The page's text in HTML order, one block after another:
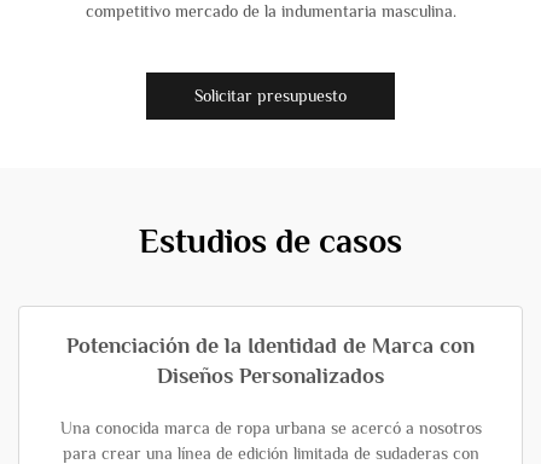
competitivo mercado de la indumentaria masculina.
Solicitar presupuesto
Estudios de casos
Potenciación de la Identidad de Marca con
Diseños Personalizados
Una conocida marca de ropa urbana se acercó a nosotros
para crear una línea de edición limitada de sudaderas con